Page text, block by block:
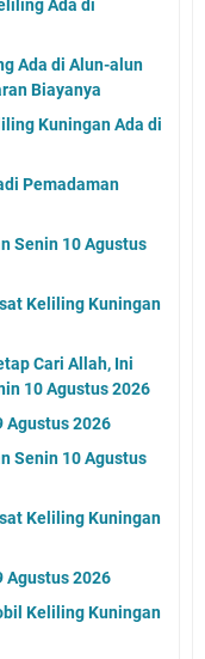
Ada di
Ada di Alun-alun
Biayanya
Kuningan Ada di
Pemadaman
Senin 10 Agustus
Keliling Kuningan
Cari Allah, Ini
10 Agustus 2026
Agustus 2026
Senin 10 Agustus
Keliling Kuningan
Agustus 2026
Keliling Kuningan